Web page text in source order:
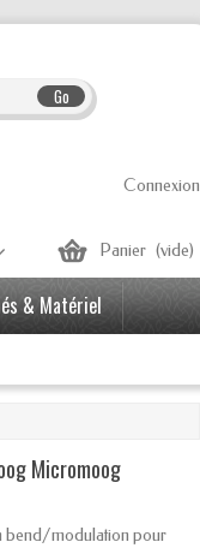
Go
Connexion
Panier (vide)
& Matériel
Micromoog
bend/modulation pour